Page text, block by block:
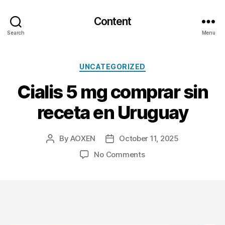
Search
Content
Menu
Categories
UNCATEGORIZED
Cialis 5 mg comprar sin
receta en Uruguay
PostByAOXEN
Post
date
October 11, 2025
No Commentson